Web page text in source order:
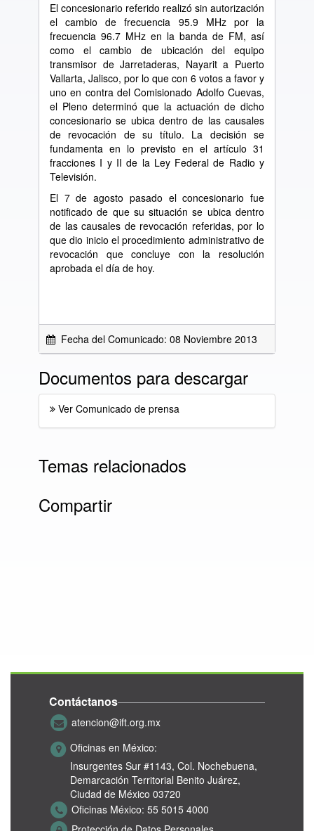
El concesionario referido realizó sin autorización
el cambio de frecuencia 95.9 MHz por la
frecuencia 96.7 MHz en la banda de FM, así
como el cambio de ubicación del equipo
transmisor de Jarretaderas, Nayarit a Puerto
Vallarta, Jalisco, por lo que con 6 votos a favor y
uno en contra del Comisionado Adolfo Cuevas,
el Pleno determinó que la actuación de dicho
concesionario se ubica dentro de las causales
de revocación de su título. La decisión se
fundamenta en lo previsto en el artículo 31
fracciones I y II de la Ley Federal de Radio y
Televisión.
El 7 de agosto pasado el concesionario fue
notificado de que su situación se ubica dentro
de las causales de revocación referidas, por lo
que dio inicio el procedimiento administrativo de
revocación que concluye con la resolución
aprobada el día de hoy.
Fecha del Comunicado: 08 Noviembre 2013
Documentos para descargar
Ver Comunicado de prensa
Temas relacionados
Compartir
Contáctanos
atencion@ift.org.mx
Oficinas en México:
Insurgentes Sur #1143, Col. Nochebuena,
Demarcación Territorial Benito Juárez,
Ciudad de México 03720
Oficinas México: 55 5015 4000